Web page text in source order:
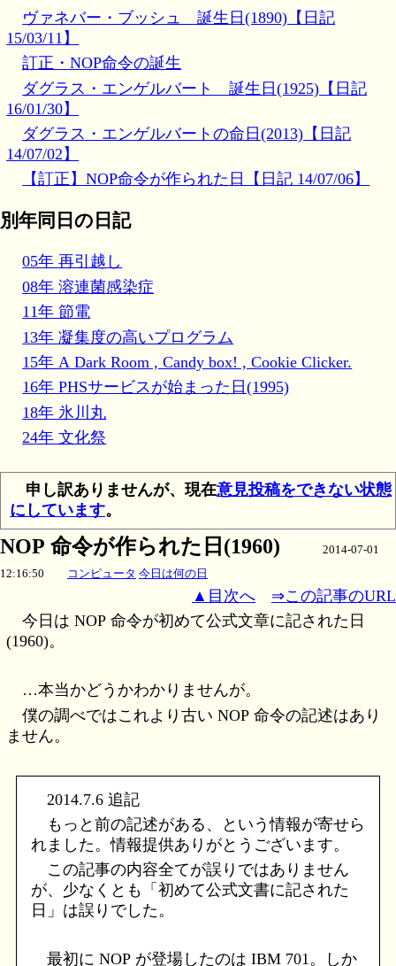
ヴァネバー・ブッシュ 誕生日(1890)【日記
15/03/11】
訂正・NOP命令の誕生
ダグラス・エンゲルバート 誕生日(1925)【日記
16/01/30】
ダグラス・エンゲルバートの命日(2013)【日記
14/07/02】
【訂正】NOP命令が作られた日【日記 14/07/06】
別年同日の日記
05年 再引越し
08年 溶連菌感染症
11年 節電
13年 凝集度の高いプログラム
15年 A Dark Room , Candy box! , Cookie Clicker.
16年 PHSサービスが始まった日(1995)
18年 氷川丸
24年 文化祭
申し訳ありませんが、現在意見投稿をできない状態
にしています。
NOP 命令が作られた日(1960)
2014-07-01
12:16:50
コンピュータ 今日は何の日
▲目次へ
⇒この記事のURL
今日は NOP 命令が初めて公式文章に記された日
(1960)。
…本当かどうかわかりませんが。
僕の調べではこれより古い NOP 命令の記述はあり
ません。
2014.7.6 追記
もっと前の記述がある、という情報が寄せら
れました。情報提供ありがとうございます。
この記事の内容全てが誤りではありません
が、少なくとも「初めて公式文書に記された
日」は誤りでした。
最初に NOP が登場したのは IBM 701。しか